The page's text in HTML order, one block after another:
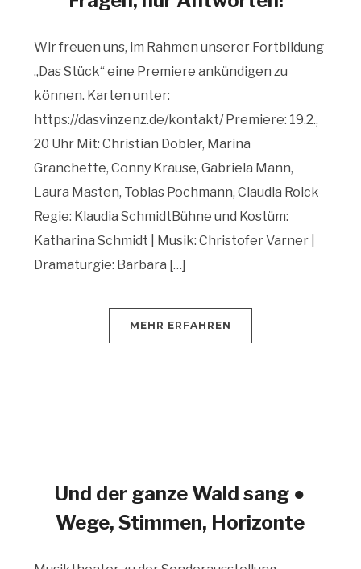
Wir freuen uns, im Rahmen unserer Fortbildung
„Das Stück“ eine Premiere ankündigen zu
können. Karten unter:
https://dasvinzenz.de/kontakt/ Premiere: 19.2.,
20 Uhr Mit: Christian Dobler, Marina
Granchette, Conny Krause, Gabriela Mann,
Laura Masten, Tobias Pochmann, Claudia Roick
Regie: Klaudia SchmidtBühne und Kostüm:
Katharina Schmidt | Musik: Christofer Varner |
Dramaturgie: Barbara […]
MEHR ERFAHREN
Und der ganze Wald sang ●
Wege, Stimmen, Horizonte